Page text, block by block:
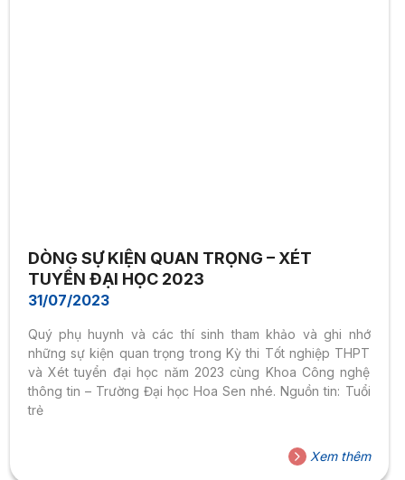
DÒNG SỰ KIỆN QUAN TRỌNG – XÉT
TUYỂN ĐẠI HỌC 2023
31/07/2023
Quý phụ huynh và các thí sinh tham khảo và ghi nhớ
những sự kiện quan trọng trong Kỳ thi Tốt nghiệp THPT
và Xét tuyển đại học năm 2023 cùng Khoa Công nghệ
thông tin – Trường Đại học Hoa Sen nhé. Nguồn tin: Tuổi
trẻ
Xem thêm